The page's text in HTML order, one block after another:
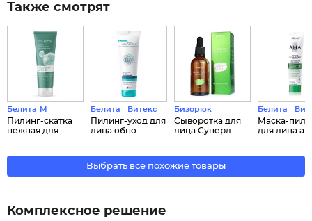
Также смотрят
Белита-М
Пилинг-скатка
нежная для ...
Белита - Витекс
Пилинг-уход для
лица обно...
Бизорюк
Сыворотка для
лица Суперл...
Белита -
Маска-
для лица
Выбрать все похожие товары
Комплексное решение